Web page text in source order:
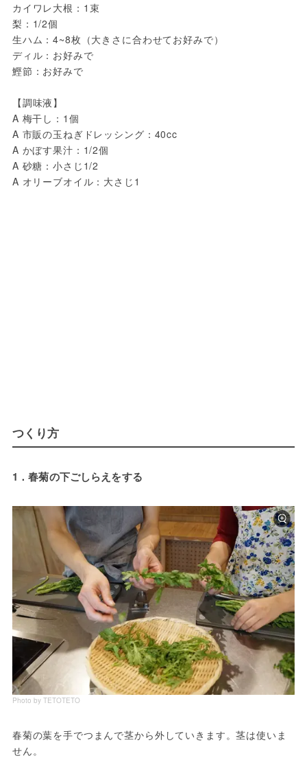
カイワレ大根：1束
梨：1/2個
生ハム：4~8枚（大きさに合わせてお好みで）
ディル：お好みで
鰹節：お好みで
【調味液】
A 梅干し：1個
A 市販の玉ねぎドレッシング：40cc
A かぼす果汁：1/2個
A 砂糖：小さじ1/2
A オリーブオイル：大さじ1
つくり方
1．春菊の下ごしらえをする
Photo by TETOTETO
春菊の葉を手でつまんで茎から外していきます。茎は使いま
せん。